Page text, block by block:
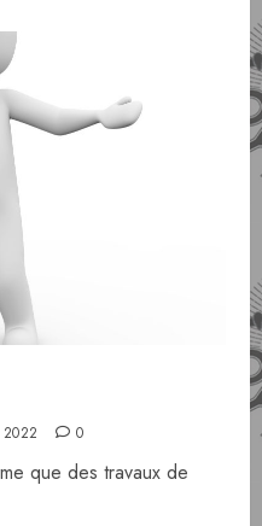
2022 0
que des travaux de